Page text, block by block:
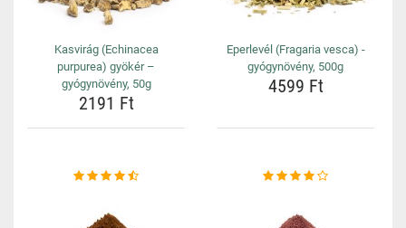
Kasvirág (Echinacea
purpurea) gyökér –
gyógynövény, 50g
2191 Ft
Eperlevél (Fragaria vesca) -
gyógynövény, 500g
4599 Ft